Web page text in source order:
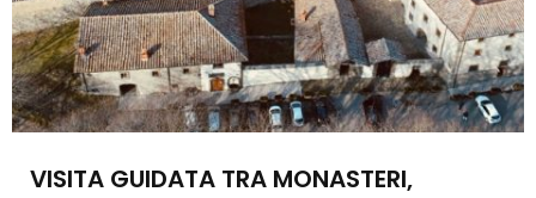
VISITA GUIDATA TRA MONASTERI,